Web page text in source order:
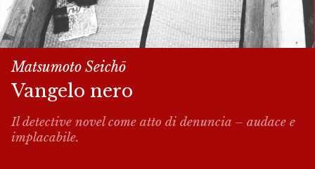
Matsumoto Seichō
Vangelo nero
Il detective novel come atto di denuncia – audace e
implacabile.